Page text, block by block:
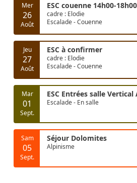
Mer
26
Août
ESC couenne 14h00-18h00
cadre : Elodie
Escalade - Couenne
Jeu
27
Août
ESC à confirmer
cadre : Elodie
Escalade - Couenne
Mar
01
Sept.
ESC Entrées salle Vertical
Escalade - En salle
Sam
05
Sept.
Séjour Dolomites
Alpinisme